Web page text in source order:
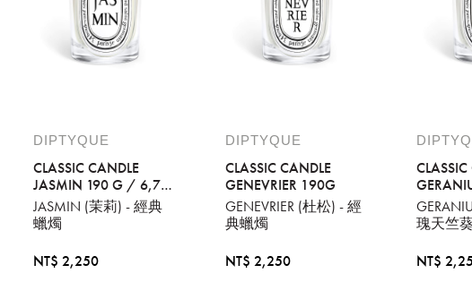
DIPTYQUE
CLASSIC CANDLE
JASMIN 190 G / 6,7
OZ
JASMIN (茉莉) - 經典
蠟燭
NT$ 2,250
DIPTYQUE
CLASSIC CANDLE
GENEVRIER 190G
GENEVRIER (杜松) - 經
典蠟燭
NT$ 2,250
190G
瑰天竺
NT$